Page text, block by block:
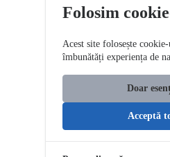
Folosim
Acest site folosește
îmbunătăți experiența de
Doar
Acceptă